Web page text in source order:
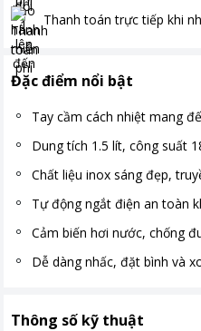
Thanh toán trực tiếp khi
Đặc điểm nổi bật
Tay cầm cách nhiệt mang
Dung tích 1.5 lít, công suất
Chất liệu inox sáng đẹp,
Tự động ngắt điện an toàn
Cảm biến hơi nước, chống
Dễ dàng nhấc, đặt bình và
Thông số kỹ thuật